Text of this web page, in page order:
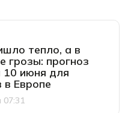
тепло, а в
грозы: прогноз
10 июня для
в Европе
07:31